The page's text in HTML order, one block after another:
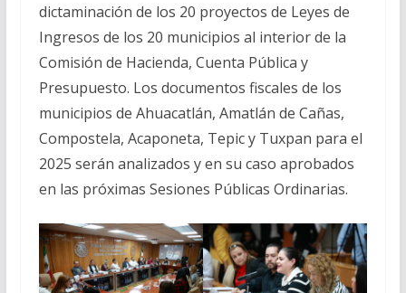
dictaminación de los 20 proyectos de Leyes de
Ingresos de los 20 municipios al interior de la
Comisión de Hacienda, Cuenta Pública y
Presupuesto. Los documentos fiscales de los
municipios de Ahuacatlán, Amatlán de Cañas,
Compostela, Acaponeta, Tepic y Tuxpan para el
2025 serán analizados y en su caso aprobados
en las próximas Sesiones Públicas Ordinarias.